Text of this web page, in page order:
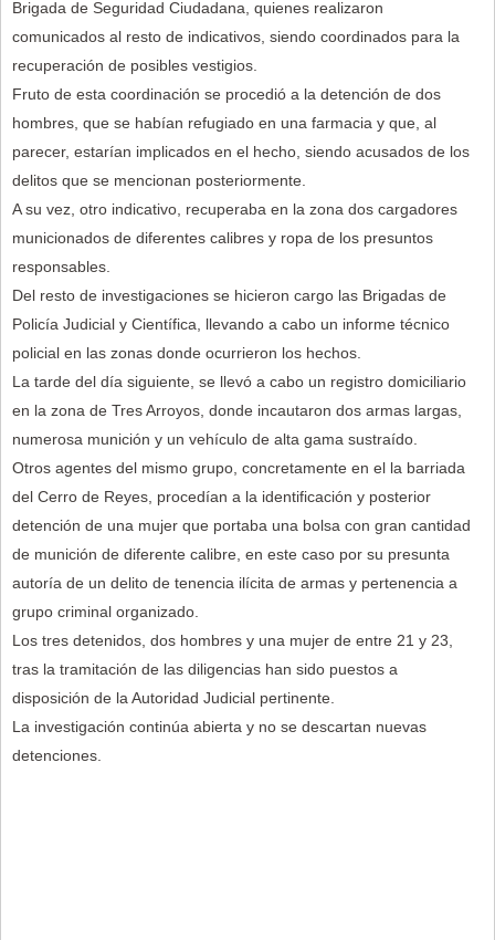
Brigada de Seguridad Ciudadana, quienes realizaron
comunicados al resto de indicativos, siendo coordinados para la
recuperación de posibles vestigios.
Fruto de esta coordinación se procedió a la detención de dos
hombres, que se habían refugiado en una farmacia y que, al
parecer, estarían implicados en el hecho, siendo acusados de los
delitos que se mencionan posteriormente.
A su vez, otro indicativo, recuperaba en la zona dos cargadores
municionados de diferentes calibres y ropa de los presuntos
responsables.
Del resto de investigaciones se hicieron cargo las Brigadas de
Policía Judicial y Científica, llevando a cabo un informe técnico
policial en las zonas donde ocurrieron los hechos.
La tarde del día siguiente, se llevó a cabo un registro domiciliario
en la zona de Tres Arroyos, donde incautaron dos armas largas,
numerosa munición y un vehículo de alta gama sustraído.
Otros agentes del mismo grupo, concretamente en el la barriada
del Cerro de Reyes, procedían a la identificación y posterior
detención de una mujer que portaba una bolsa con gran cantidad
de munición de diferente calibre, en este caso por su presunta
autoría de un delito de tenencia ilícita de armas y pertenencia a
grupo criminal organizado.
Los tres detenidos, dos hombres y una mujer de entre 21 y 23,
tras la tramitación de las diligencias han sido puestos a
disposición de la Autoridad Judicial pertinente.
La investigación continúa abierta y no se descartan nuevas
detenciones.